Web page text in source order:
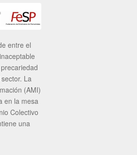
entre el
La
(AMI)
en la mesa
Colectivo
una